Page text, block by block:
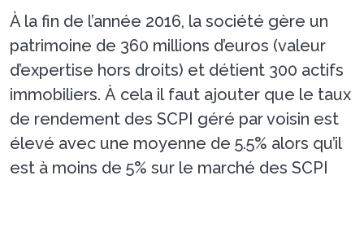
À la fin de l’année 2016, la société gère un
patrimoine de 360 millions d’euros (valeur
d’expertise hors droits) et détient 300 actifs
immobiliers. À cela il faut ajouter que le taux
de rendement des SCPI géré par voisin est
élevé avec une moyenne de 5.5% alors qu’il
est à moins de 5% sur le marché des SCPI